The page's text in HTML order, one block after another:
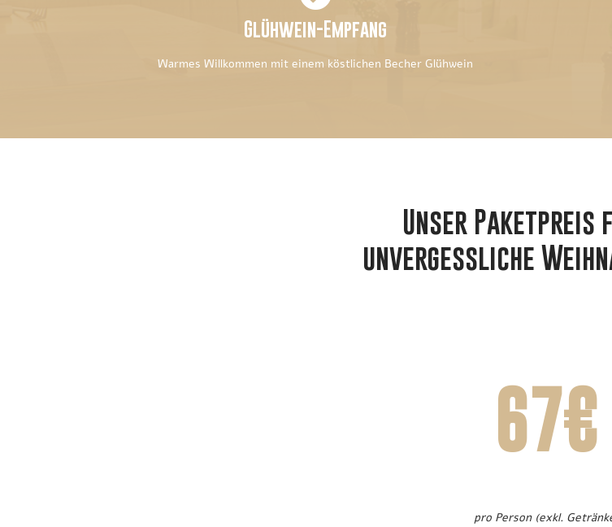
Glühwein-Empfang
Warmes Willkommen mit einem köstlichen Becher Glühwein
Unser Paketpreis
unvergessliche
67€
pro Person (exkl.